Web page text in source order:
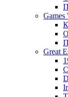
Games
Great